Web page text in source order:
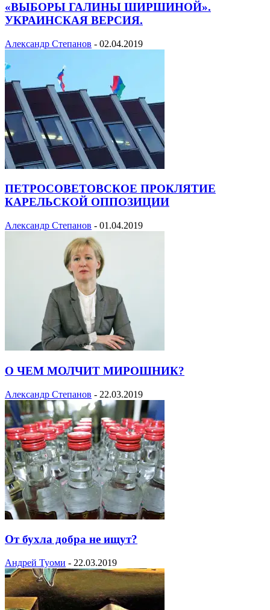
«ВЫБОРЫ ГАЛИНЫ ШИРШИНОЙ».
УКРАИНСКАЯ ВЕРСИЯ.
Александр Степанов - 02.04.2019
ПЕТРОСОВЕТОВСКОЕ ПРОКЛЯТИЕ
КАРЕЛЬСКОЙ ОППОЗИЦИИ
Александр Степанов - 01.04.2019
О ЧЕМ МОЛЧИТ МИРОШНИК?
Александр Степанов - 22.03.2019
От бухла добра не ищут?
Андрей Туоми - 22.03.2019